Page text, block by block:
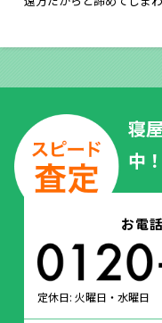
寝
中
お電
定休日: 火曜日・水曜日